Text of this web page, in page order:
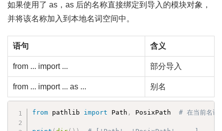
如果使用了 as，as 后的名称直接绑定到导入的模块对象，
并将该名称加入到本地名词空间中。
语句 含义
from ... import ... 部分导入
from ... import ... as ... 别名
from pathlib import Path , PosixPath # 在当前名词